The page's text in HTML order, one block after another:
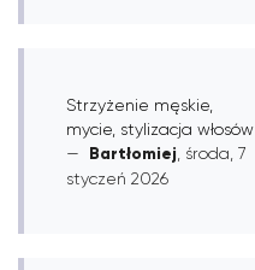
Strzyżenie męskie,
mycie, stylizacja włosów
Bartłomiej , środa, 7
styczeń 2026